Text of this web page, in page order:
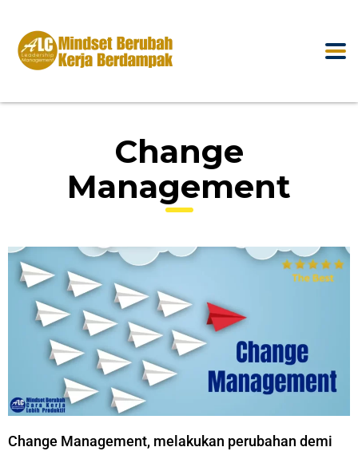
Change
Management
Change Management, melakukan perubahan demi